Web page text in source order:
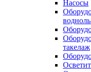
Насосы
такелаж